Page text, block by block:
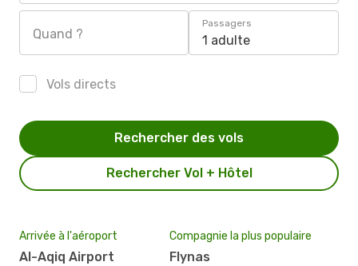
Quand ?
Passagers
1 adulte
Vols directs
Rechercher Vol + Hôtel
Rechercher des vols
Arrivée à l'aéroport
Al-Aqiq Airport
Compagnie la plus populaire
Flynas